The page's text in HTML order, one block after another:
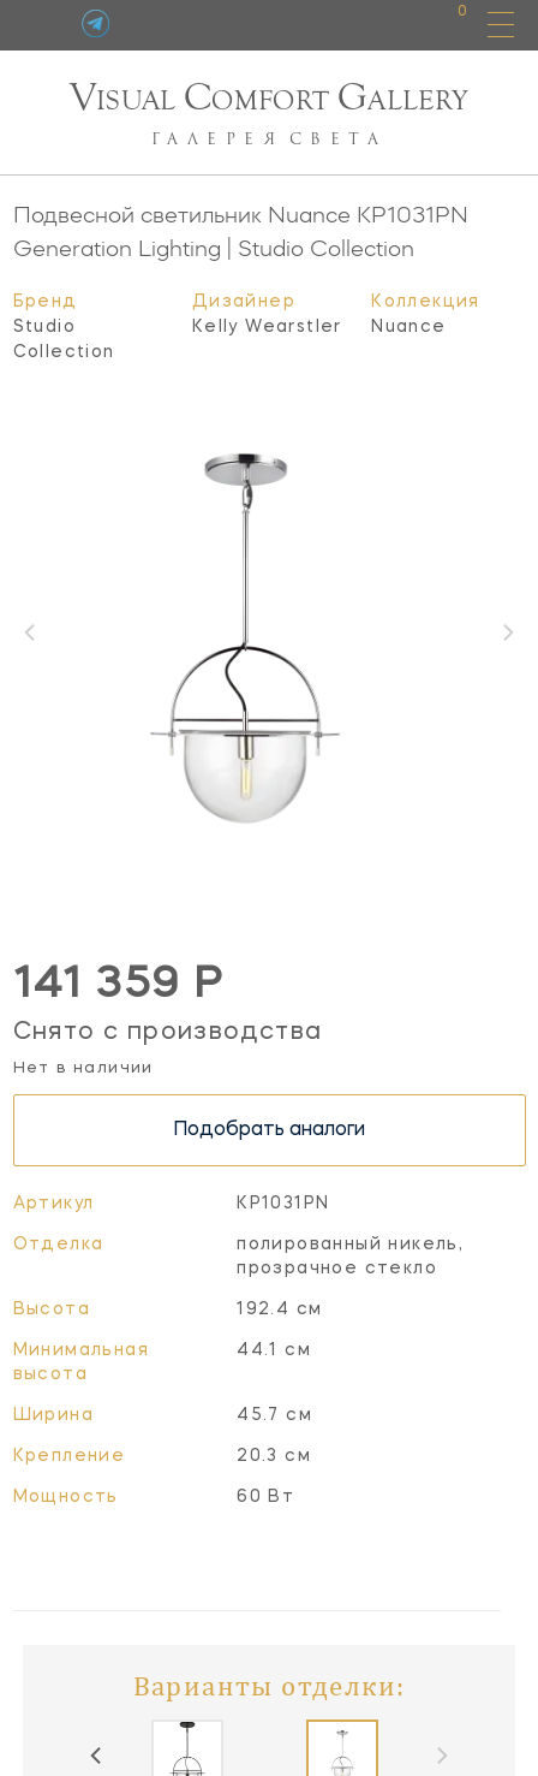
0
VISUAL COMFORT GALLERY
ГАЛЕРЕЯ СВЕТА
Подвесной светильник Nuance KP1031PN
Generation Lighting | Studio Collection
Бренд
Studio
Collection
Дизайнер
Kelly Wearstler
Коллекция
Nuance
141 359 Р
Снято с производства
Нет в наличии
Подобрать аналоги
Артикул KP1031PN
Отделка
полированный никель,
прозрачное стекло
Высота 192.4 см
Минимальная
высота
44.1 см
Ширина 45.7 см
Крепление 20.3 см
Мощность 60 Вт
Варианты отделки: